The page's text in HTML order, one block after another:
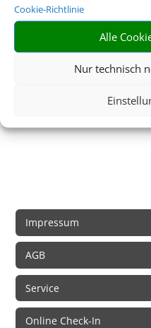
Cookie-Richtlinie
Alle
Nur technisch
reisemedizinische
Impressum
AGB
Service
Online Check-In